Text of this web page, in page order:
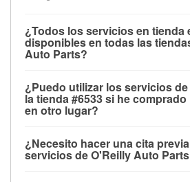
¿Todos los servicios en tienda
disponibles en todas las
Auto Parts?
las pruebas de batería, pruebas
motor de arranque, revisión de la
con O'Reilly VeriScan® e
limpiaparabrisas o bombillas,
todas las tiendas O'Reilly Auto
¿Puedo utilizar los servicios
la tienda #6533 si he
en otro lugar?
de O'Reilly Auto Parts que estén
tienda #6533 de Daleville, AL
¿Necesito hacer una cita
servicios de O'Reilly Auto